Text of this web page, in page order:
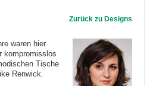
Zurück zu Designs
waren hier
kompromisslos
Tische
Renwick.